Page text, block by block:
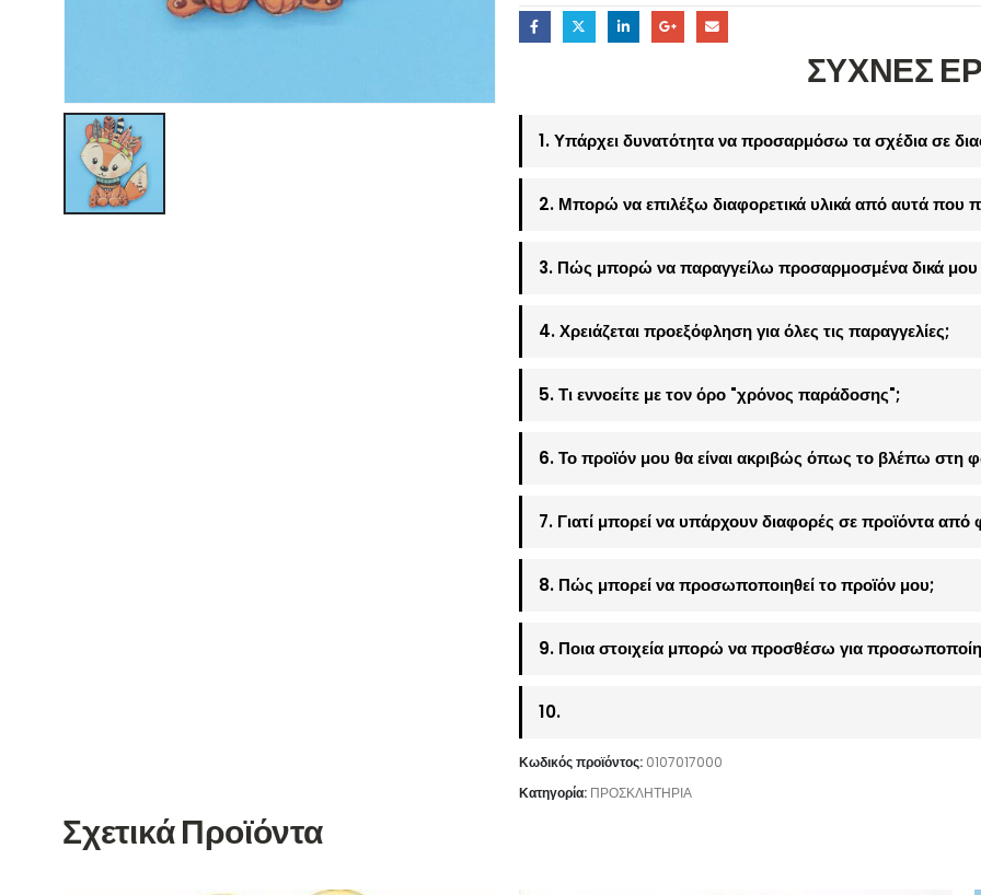
ΣΥΧΝΕΣ
1. Υπάρχει δυνατότητα να προσαρμόσω τα σχέδια σε
2. Μπορώ να επιλέξω διαφορετικά υλικά από αυτά που
3. Πώς μπορώ να παραγγείλω προσαρμοσμένα δικά μου
4. Χρειάζεται προεξόφληση για όλες τις παραγγελίες;
5. Τι εννοείτε με τον όρο "χρόνος παράδοσης";
6. Το προϊόν μου θα είναι ακριβώς όπως το βλέπω στη
7. Γιατί μπορεί να υπάρχουν διαφορές σε προϊόντα από
8. Πώς μπορεί να προσωποποιηθεί το προϊόν μου;
9. Ποια στοιχεία μπορώ να προσθέσω για
10.
Κωδικός προϊόντος: 0107017000
Κατηγορία: ΠΡΟΣΚΛΗΤΗΡΙΑ
Σχετικά Προϊόντα